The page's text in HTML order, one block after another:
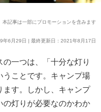
本記事は一部にプロモーションを含みます
年6月29日 | 最終更新日：2021年8月17日
一つは、「十分な灯り
うことです。キャンプ場
ます。しかし、キャンプ
の灯りが必要なのかわか